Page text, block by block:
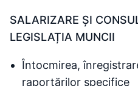
SALARIZARE ȘI
LEGISLAȚIA MUNCII
Întocmirea,
raportărilor specifice